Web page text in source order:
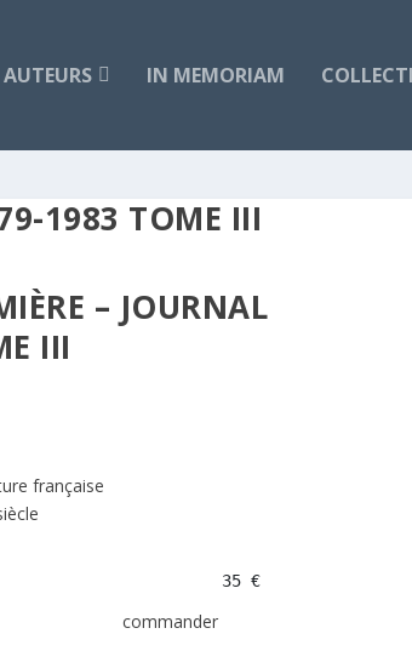
AUTEURS IN MEMORIAM
1983 TOME III
– JOURNAL
III
française
35 €
commander